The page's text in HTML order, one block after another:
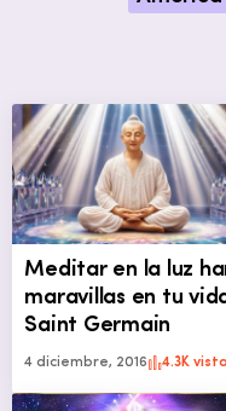
Meditar en la luz
maravillas en tu vida
Saint Germain
4 diciembre, 2016 4.3K